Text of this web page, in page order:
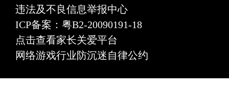
违法及不良信息举报中心
ICP备案：粤B2-20090191-18
点击查看家长关爱平台
网络游戏行业防沉迷自律公约